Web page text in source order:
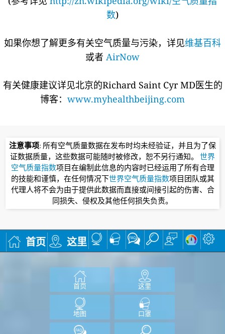
数)
如果你想了解更多有关空气质量与污染，详见维基百科
或者 AirNow
有关健康建议详见北京的Richard Saint Cyr MD医生的
博客： www.myhealthbeijing.com
注意事项: 所有空气质量数据在发布时均未经验证，并且为了保
证数据质量，这些数据可能随时被修改，恕不另行通知。 世界
空气质量指数项目在编制此信息的内容时已经运用了所有合理
的技能和谨慎，在任何情况下世界空气质量指数项目团队或其
代理人将不会为由于提供此数据而直接或间接引起的伤害、合
同损失、侵权及其他任何损失负责。
首页 这里
首页 这里
地图 口罩